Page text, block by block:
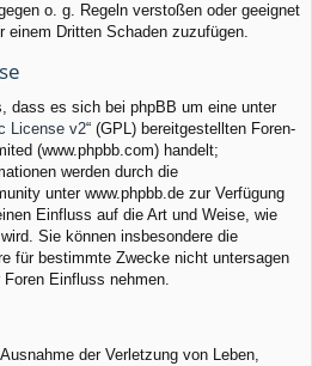
o. g. Regeln verstoßen oder geeignet
einem Dritten Schaden zuzufügen.
dass es sich bei phpBB um eine unter
License v2“ (GPL) bereitgestellten Foren-
(www.phpbb.com) handelt;
werden durch die
unter www.phpbb.de zur Verfügung
Einfluss auf die Art und Weise, wie
Sie können insbesondere die
für bestimmte Zwecke nicht untersagen
Einfluss nehmen.
der Verletzung von Leben,